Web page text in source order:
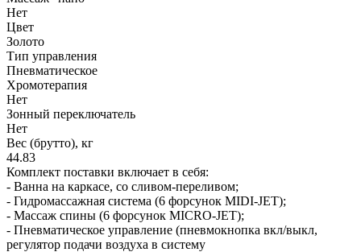
Нет
Цвет
Золото
Тип управления
Пневматическое
Хромотерапия
Нет
Зонный переключатель
Нет
Вес (брутто), кг
44.83
Комплект поставки включает в себя:
- Ванна на каркасе, со сливом-переливом;
- Гидромассажная система (6 форсунок MIDI-JET);
- Массаж спины (6 форсунок MICRO-JET);
- Пневматическое управление (пневмокнопка вкл/выкл,
регулятор подачи воздуха в систему